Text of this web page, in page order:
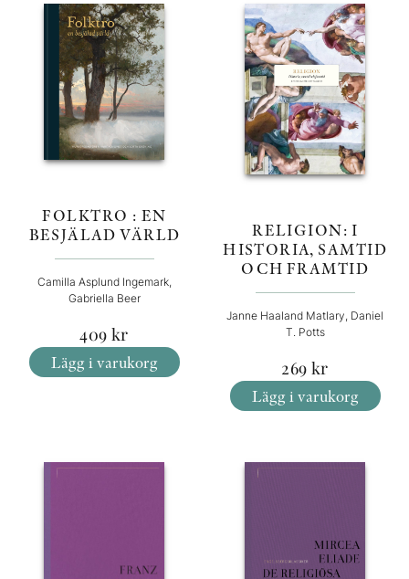
FOLKTRO : EN
BESJÄLAD VÄRLD
Camilla Asplund Ingemark,
Gabriella Beer
409 kr
Lägg i varukorg
RELIGION: I
HISTORIA, SAMTID
OCH FRAMTID
Janne Haaland Matlary, Daniel
T. Potts
269 kr
Lägg i varukorg